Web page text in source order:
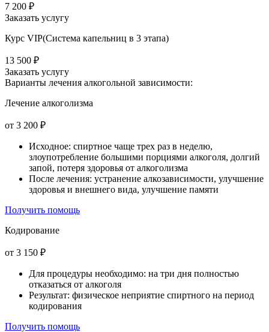
7 200 ₽
Заказать услугу
Курс VIP(Система капельниц в 3 этапа)
13 500 ₽
Заказать услугу
Варианты лечения алкогольной зависимости:
Лечение алкоголизма
от 3 200 ₽
Исходное: спиртное чаще трех раз в неделю,
злоупотребление большими порциями алкоголя, долгий
запой, потеря здоровья от алкоголизма
После лечения: устранение алкозависимости, улучшение
здоровья и внешнего вида, улучшение памяти
Получить помощь
Кодирование
от 3 150 ₽
Для процедуры необходимо: на три дня полностью
отказаться от алкоголя
Результат: физическое неприятие спиртного на период
кодирования
Получить помощь